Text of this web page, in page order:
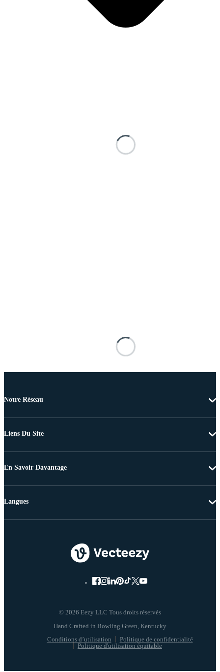
Notre Réseau
Liens Du Site
En Savoir Davantage
© 2026 Eezy LLC Tous droits réservés
Conditions d’utilisation
Politique de confidentialité
Politique d'utilisation équitable
Langues